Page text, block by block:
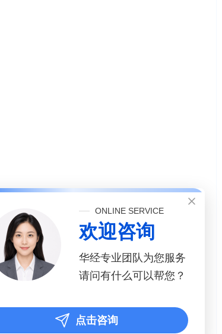
ONLINE SERVICE
欢迎咨询
华经专业团队为您服务
请问有什么可以帮您？
点击咨询